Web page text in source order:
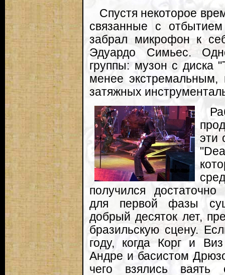
Спустя некоторое
связанные с
забрал микрофон к
Эдуардо Симьес.
группы: музон с диска
менее
затяжных
эти
получился
для первой фазы
добрый десяток лет,
бразильскую сцену.
году, когда Корг и
Андре и басистом
чего взялись ваять